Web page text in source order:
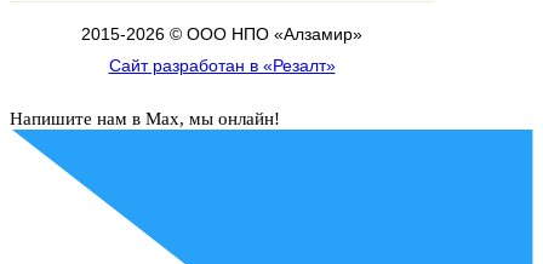
2015-2026 © ООО НПО «Алзамир»
Сайт разработан в «Резалт»
Напишите нам в Max, мы онлайн!